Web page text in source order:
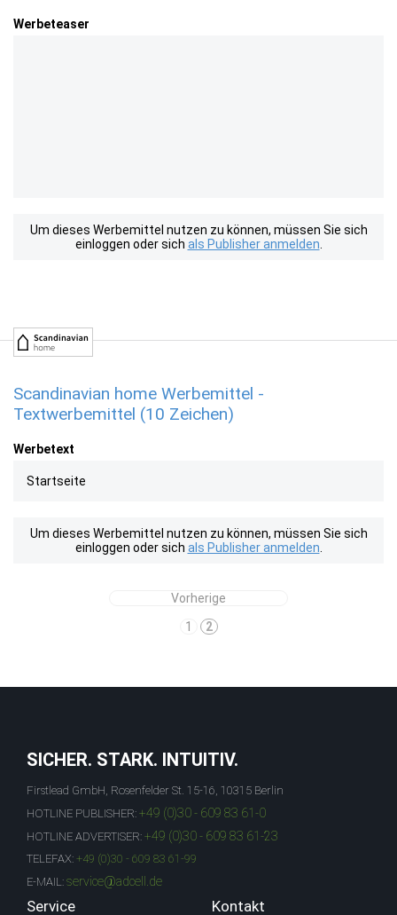
Werbeteaser
Um dieses Werbemittel nutzen zu können, müssen Sie sich
einloggen oder sich als Publisher anmelden
Scandinavian home Werbemittel -
Textwerbemittel (10 Zeichen)
Werbetext
Startseite
Um dieses Werbemittel nutzen zu können, müssen Sie sich
einloggen oder sich als Publisher anmelden
Vorherige
1
2
SICHER. STARK. INTUITIV.
Firstlead GmbH, Rosenfelder St. 15-16, 10315 Berlin
HOTLINE PUBLISHER: +49 (0)30 - 609 83 61-0
HOTLINE ADVERTISER: +49 (0)30 - 609 83 61-23
TELEFAX: +49 (0)30 - 609 83 61-99
E-MAIL: service@adcell.de
Service Kontakt